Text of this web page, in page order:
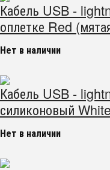
Кабель USB -
оплетке Red
Нет в наличии
Кабель USB -
силиконовый
Нет в наличии